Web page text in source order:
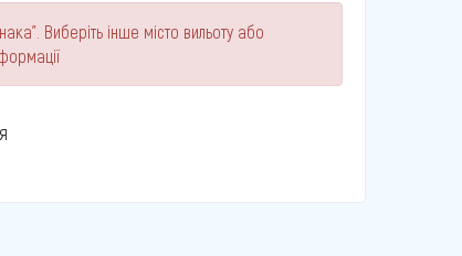
Виберіть інше місто вильоту або